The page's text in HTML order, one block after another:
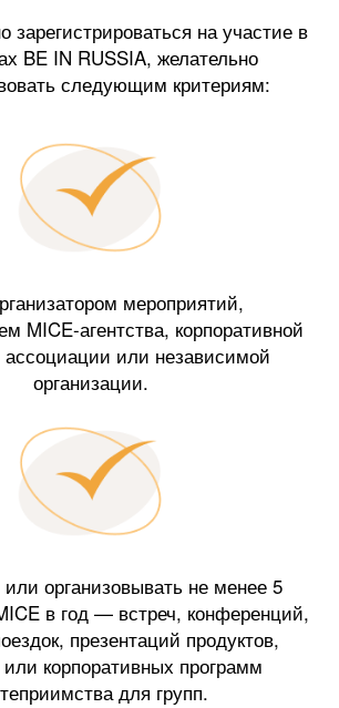
зарегистрироваться на участие в
BE IN RUSSIA, желательно
следующим критериям:
мероприятий,
MICE-агентства, корпоративной
ассоциации или независимой
организации.
или организовывать не менее 5
в год — встреч, конференций,
презентаций продуктов,
или корпоративных программ
для групп.